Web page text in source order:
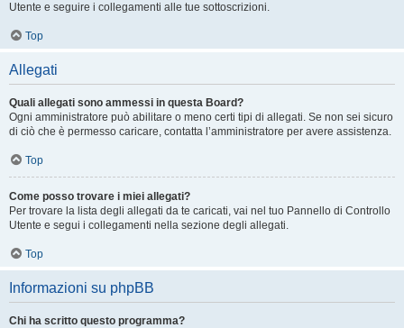
Utente e seguire i collegamenti alle tue sottoscrizioni.
Top
Allegati
Quali allegati sono ammessi in questa Board?
Ogni amministratore può abilitare o meno certi tipi di allegati. Se non sei sicuro
di ciò che è permesso caricare, contatta l’amministratore per avere assistenza.
Top
Come posso trovare i miei allegati?
Per trovare la lista degli allegati da te caricati, vai nel tuo Pannello di Controllo
Utente e segui i collegamenti nella sezione degli allegati.
Top
Informazioni su phpBB
Chi ha scritto questo programma?